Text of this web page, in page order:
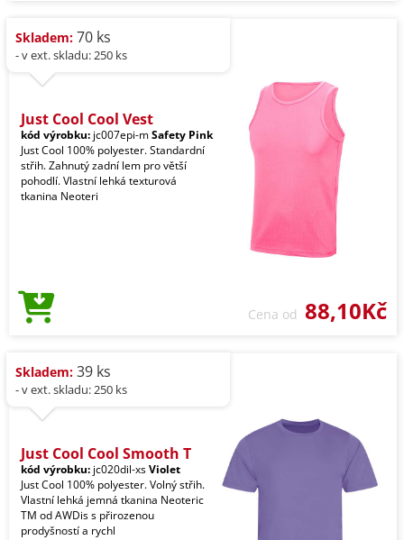
Skladem: 70 ks
- v ext. skladu: 250 ks
Just Cool Cool Vest
kód výrobku: jc007epi-mSafety Pink
Just Cool 100% polyester. Standardní
střih. Zahnutý zadní lem pro větší
pohodlí. Vlastní lehká texturová
tkanina Neoteri
Cena od 88,10Kč
Skladem: 39 ks
- v ext. skladu: 250 ks
Just Cool Cool Smooth T
kód výrobku: jc020dil-xsViolet
Just Cool 100% polyester. Volný střih.
Vlastní lehká jemná tkanina Neoteric
TM od AWDis s přirozenou
prodyšností a rychl